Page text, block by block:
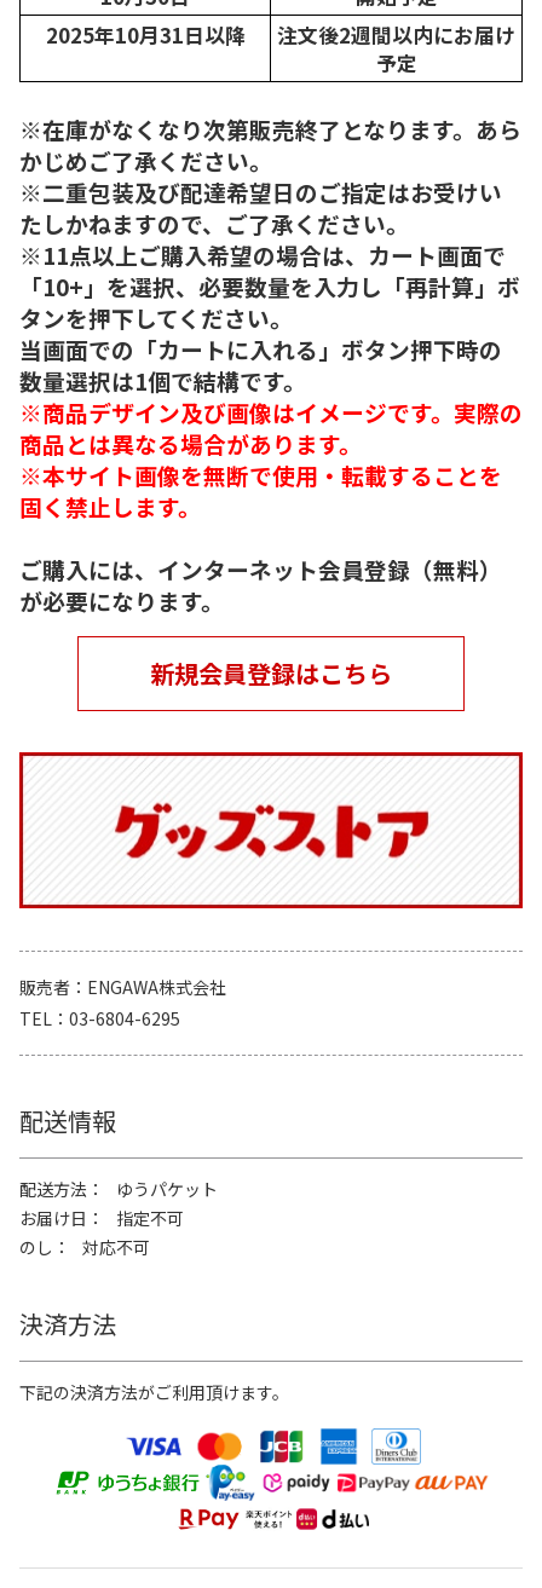
2025年10月31日以降
注文後2週間以内にお届け
予定
※在庫がなくなり次第販売終了となります。あら
かじめご了承ください。
※二重包装及び配達希望日のご指定はお受けい
たしかねますので、ご了承ください。
※11点以上ご購入希望の場合は、カート画面で
「10+」を選択、必要数量を入力し「再計算」ボ
タンを押下してください。
当画面での「カートに入れる」ボタン押下時の
数量選択は1個で結構です。
※商品デザイン及び画像はイメージです。実際の
商品とは異なる場合があります。
※本サイト画像を無断で使用・転載することを
固く禁止します。
ご購入には、インターネット会員登録（無料）
が必要になります。
新規会員登録はこちら
販売者
ENGAWA株式会社
TEL
03-6804-6295
配送情報
配送方法
ゆうパケット
お届け日
指定不可
のし
対応不可
決済方法
下記の決済方法がご利用頂けます。